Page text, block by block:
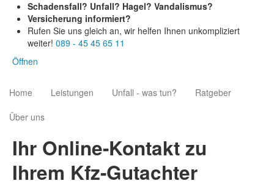
Schadensfall? Unfall? Hagel? Vandalismus?
Versicherung informiert?
Rufen Sie uns gleich an, wir helfen Ihnen unkompliziert
weiter! 089 - 45 45 65 11
Öffnen
Home Leistungen Unfall - was tun?
Ratgeber
Über uns
Ihr Online-Kontakt zu
Ihrem Kfz-Gutachter